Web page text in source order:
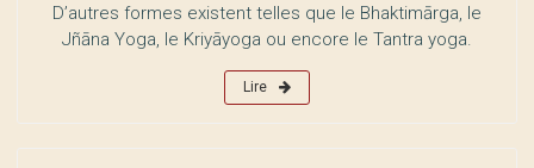
D’autres formes existent telles que le Bhaktimārga, le
Jñāna Yoga, le Kriyāyoga ou encore le Tantra yoga.
Lire